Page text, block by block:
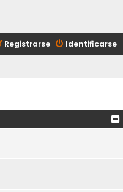
Identificarse
Registrarse